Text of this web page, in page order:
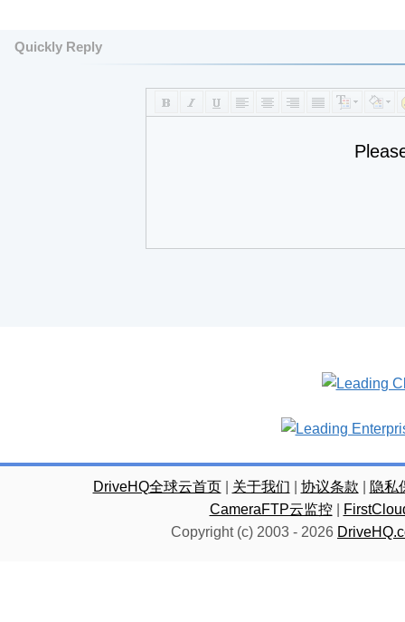
Quickly Reply
DriveHQ全球云首页| 关于我们 协议条款
隐私
CameraFTP云监控|
Copyright (c) 2003 - 2026